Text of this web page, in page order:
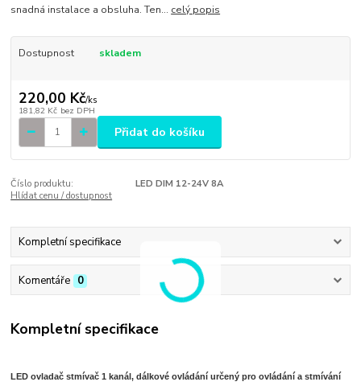
snadná instalace a obsluha. Ten... celý popis
Dostupnost skladem
220,00 Kč/ks
181,82 Kč bez DPH
Přidat do košíku
Číslo produktu:
LED DIM 12-24V 8A
Hlídat cenu / dostupnost
Kompletní specifikace
Komentáře 0
Kompletní specifikace
LED ovladač stmívač 1 kanál, dálkové ovládání určený pro ovládání a stmívání